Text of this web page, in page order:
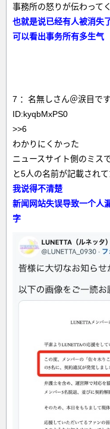
事務所の怒りが伝わって
也就是说已经有人被消失
可以看出事务所有多生气
7 ：名無しさん＠涙目で
ID:kyqbMxPS0
>>6
わかりにくかった
ニュースサイト側のミス
と5人の名前が記載されて
我说得不清楚
新闻网站失误导致一个人
字